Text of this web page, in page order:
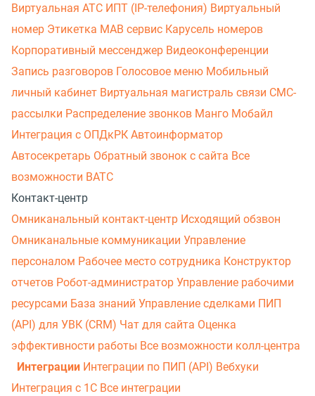
Виртуальная АТС ИПТ (IP-телефония) Виртуальный
номер Этикетка МАВ сервис Карусель номеров
Корпоративный мессенджер Видеоконференции
Запись разговоров Голосовое меню Мобильный
личный кабинет Виртуальная магистраль связи СМС-
рассылки Распределение звонков Манго Мобайл
Интеграция с ОПДкРК Автоинформатор
Автосекретарь Обратный звонок с сайта Все
возможности ВАТС
Контакт-центр
Омниканальный контакт-центр Исходящий обзвон
Омниканальные коммуникации Управление
персоналом Рабочее место сотрудника Конструктор
отчетов Робот-администратор Управление рабочими
ресурсами База знаний Управление сделками ПИП
(API) для УВК (CRM) Чат для сайта Оценка
эффективности работы Все возможности колл-центра
Интеграции Интеграции по ПИП (API) Вебхуки
Интеграция с 1С Все интеграции